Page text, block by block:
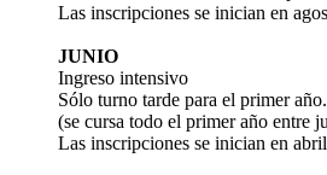
Las inscripciones se inician en
JUNIO
Ingreso intensivo
Sólo turno tarde para el primer año.
(se cursa todo el primer año entre
Las inscripciones se inician en